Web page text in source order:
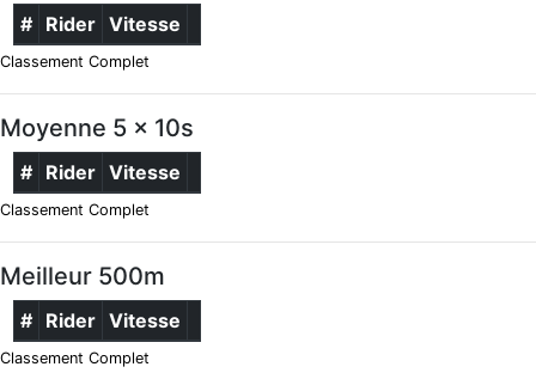
# Rider Vitesse
Classement Complet
Moyenne 5 x 10s
# Rider Vitesse
Classement Complet
Meilleur 500m
# Rider Vitesse
Classement Complet